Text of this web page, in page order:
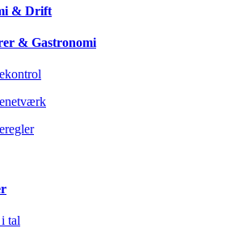
& Drift
& Gastronomi
tal